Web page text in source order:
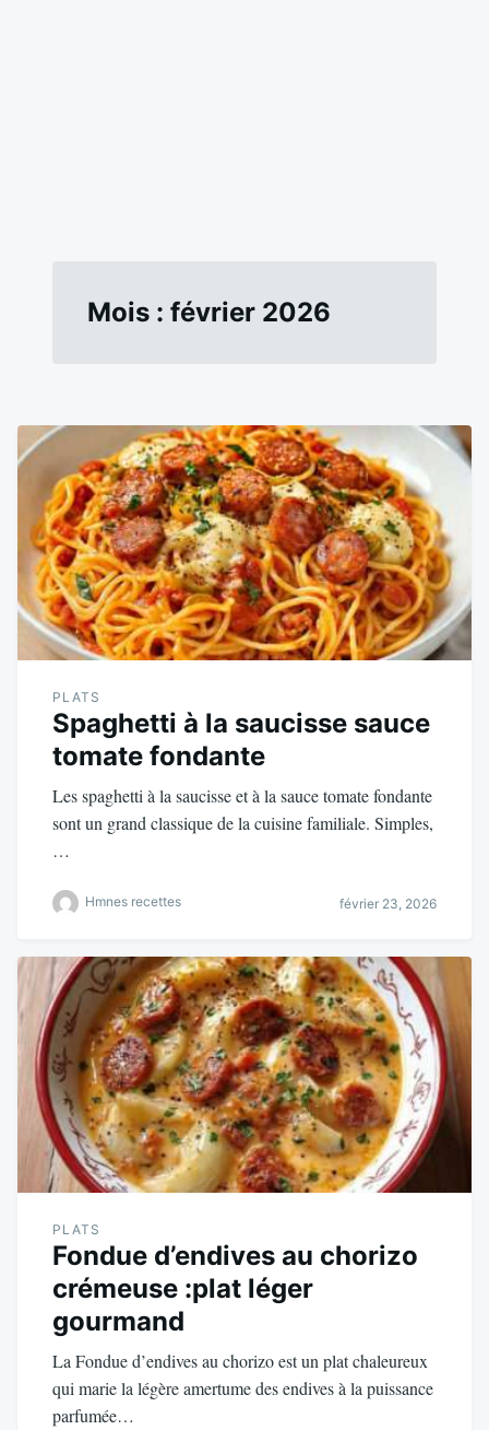
Mois : février 2026
PLATS
Spaghetti à la saucisse sauce
tomate fondante
Les spaghetti à la saucisse et à la sauce tomate fondante
sont un grand classique de la cuisine familiale. Simples,
…
Hmnes recettes février 23, 2026
PLATS
Fondue d’endives au chorizo
crémeuse :plat léger
gourmand
La Fondue d’endives au chorizo est un plat chaleureux
qui marie la légère amertume des endives à la puissance
parfumée…